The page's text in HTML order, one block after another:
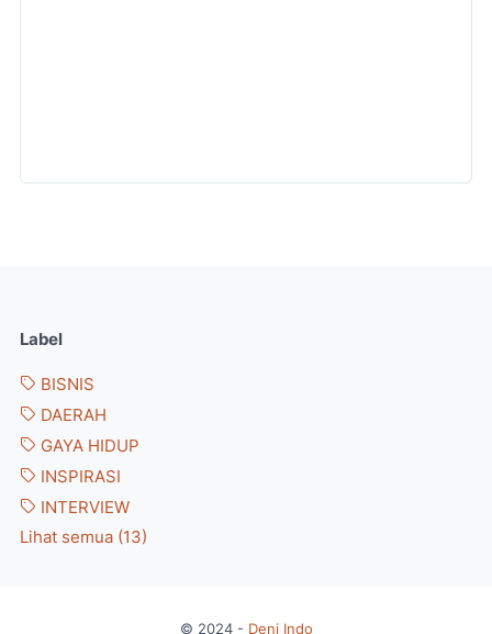
Label
BISNIS
DAERAH
GAYA HIDUP
INSPIRASI
INTERVIEW
Lihat semua (13)
© 2024 - Deni Indo